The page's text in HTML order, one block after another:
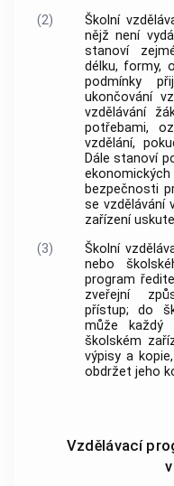
(2)
Školní
nějž není
stanoví
délku, formy,
podmínky
ukončování
vzdělávání
potřebami,
vzdělání,
Dále stanoví
bezpečnosti
se vzdělávání
zařízení
(3)
Školní
nebo
program
zveřejní
přístup; do
může každý
školském
výpisy a
obdržet jeho
Vzdělávací